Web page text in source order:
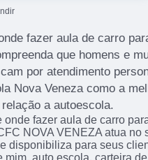
fazer aula de carro
que homens e
por atendimento
Nova Veneza como a
a autoescola.
onde fazer aula de carro
NOVA VENEZA atua no
disponibiliza para seus
mim, auto escola, carteira